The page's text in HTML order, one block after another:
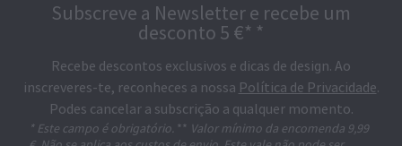
Subscreve a Newsletter e recebe um
desconto 5 €* *
Recebe descontos exclusivos e dicas de design. Ao
inscreveres-te, reconheces a nossa Política de Privacidade.
Podes cancelar a subscrição a qualquer momento.
* Este campo é obrigatório. ** Valor mínimo da encomenda 9,99